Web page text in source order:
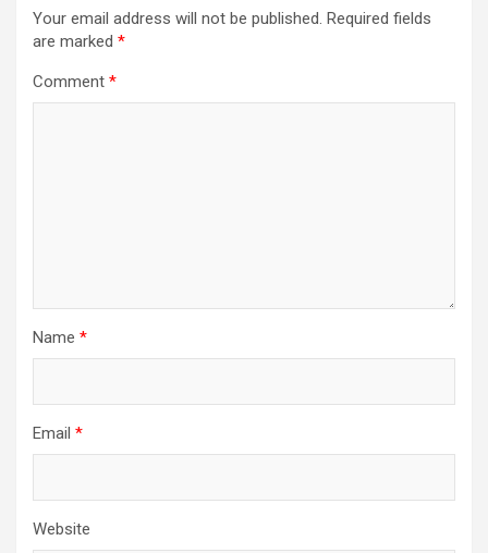
Your email address will not be published. Required fields
are marked *
Comment *
Name *
Email *
Website